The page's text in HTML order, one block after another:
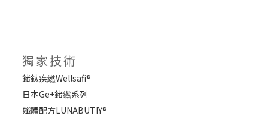
獨家技術
鍺鈦疾繎Wellsafi®
日本Ge+鍺繎系列
孅體配方LUNABUTIY®